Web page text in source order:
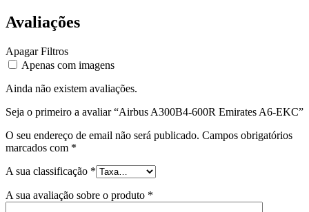
Avaliações
Apagar Filtros
Apenas com imagens
Ainda não existem avaliações.
Seja o primeiro a avaliar “Airbus A300B4-600R Emirates A6-EKC”
O seu endereço de email não será publicado. Campos obrigatórios
marcados com *
A sua classificação *
A sua avaliação sobre o produto *